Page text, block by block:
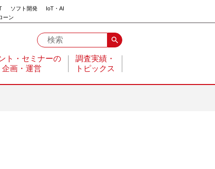
ソフト開発
IoT・AI
ーン
search
ト・セミナーの
企画・運営
調査実績・
トピックス